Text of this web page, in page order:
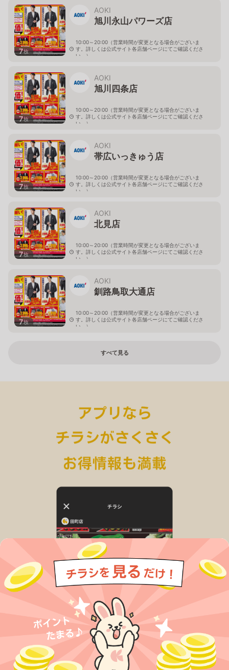
7枚
AOKI
旭川永山パワーズ店
10:00～20:00（営業時間が変更となる場合がございま
す。詳しくは公式サイト各店舗ページにてご確認くださ
い。）
7枚
AOKI
旭川四条店
10:00～20:00（営業時間が変更となる場合がございま
す。詳しくは公式サイト各店舗ページにてご確認くださ
い。）
7枚
AOKI
帯広いっきゅう店
10:00～20:00（営業時間が変更となる場合がございま
す。詳しくは公式サイト各店舗ページにてご確認くださ
い。）
7枚
AOKI
北見店
10:00～20:00（営業時間が変更となる場合がございま
す。詳しくは公式サイト各店舗ページにてご確認くださ
い。）
7枚
AOKI
釧路鳥取大通店
10:00～20:00（営業時間が変更となる場合がございま
す。詳しくは公式サイト各店舗ページにてご確認くださ
い。）
すべて見る